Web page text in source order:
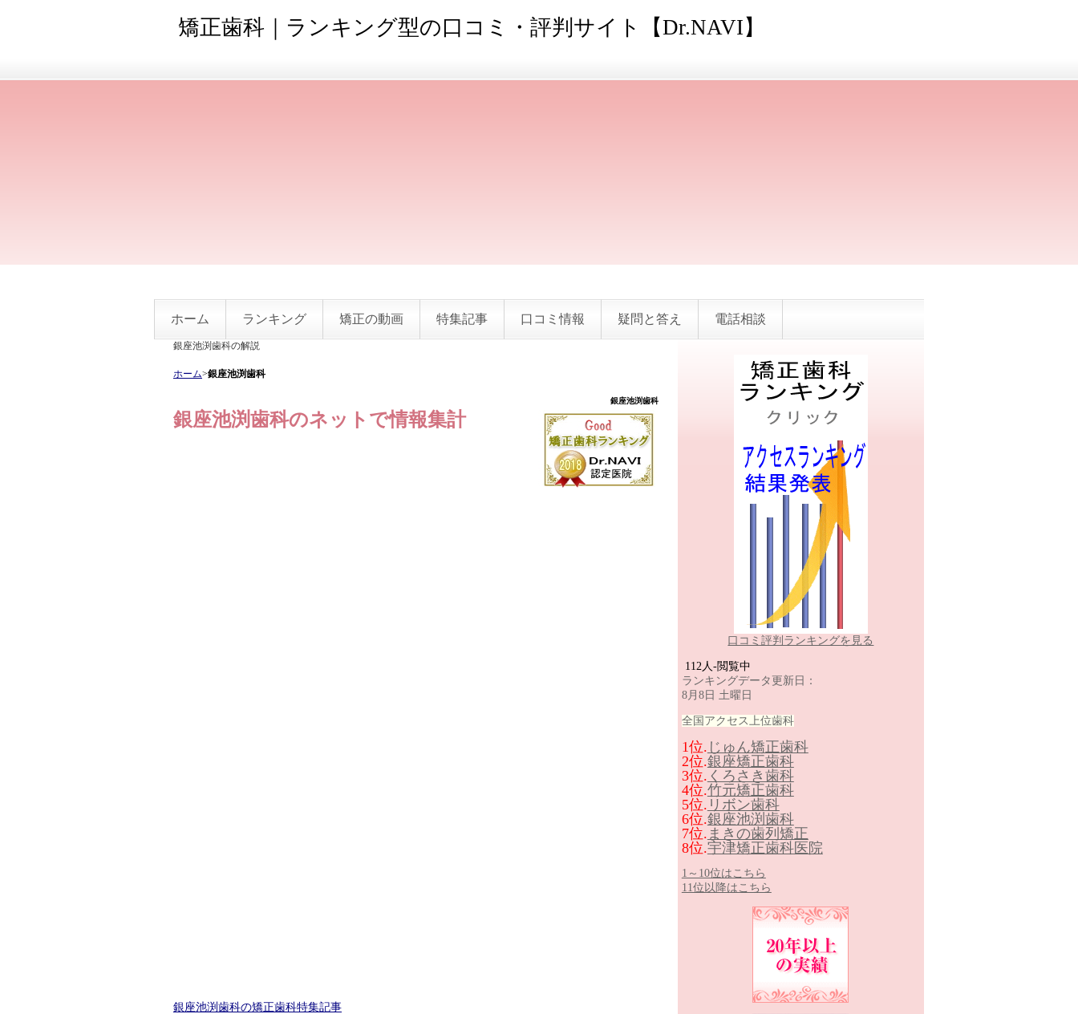
矯正歯科｜ランキング型の口コミ・評判サイト【Dr.NAVI】
ホーム ランキング 矯正の動画 特集記事 口コミ情報 疑問と答え 電話相談
銀座池渕歯科の解説
ホーム>銀座池渕歯科
銀座池渕歯科
銀座池渕歯科のネットで情報集計
銀座池渕歯科の矯正歯科特集記事
口コミ評判ランキングを見る
112人-閲覧中
ランキングデータ更新日：
8月8日 土曜日
全国アクセス上位歯科
1位. じゅん矯正歯科
2位.銀座矯正歯科
3位. くろさき歯科
4位.竹元矯正歯科
5位. リボン歯科
6位.銀座池渕歯科
7位. まきの歯列矯正
8位.宇津矯正歯科医院
1～10位はこちら
11位以降はこちら